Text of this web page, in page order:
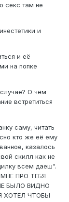
секс там не
и
и её
на попке
О чём
встретиться
саму, читать
кто же её ему
казалось
скилл как не
всем даеш".
ПРО ТЕБЯ
БЫЛО ВИДНО
ХОТЕЛ ЧТОБЫ